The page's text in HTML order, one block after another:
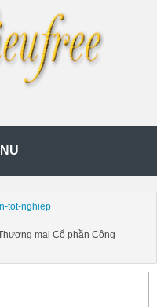
tot-nghiep
mại Cổ phần Công